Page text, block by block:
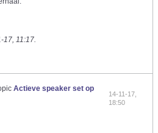
17, 11:17.
Actieve speaker set op
14-11-17,
18:50